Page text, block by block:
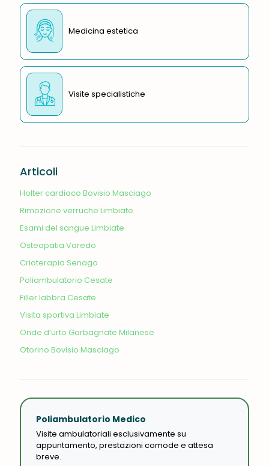
Medicina estetica
Visite specialistiche
Articoli
Holter cardiaco Bovisio Masciago
Rimozione verruche Limbiate
Esami del sangue Limbiate
Osteopatia Varedo
Crioterapia Senago
Poliambulatorio Cesate
Filler labbra Cesate
Visita sportiva Limbiate
Onde d’urto Garbagnate Milanese
Otorino Bovisio Masciago
Poliambulatorio Medico
Visite ambulatoriali esclusivamente su
appuntamento, prestazioni comode e attesa
breve.